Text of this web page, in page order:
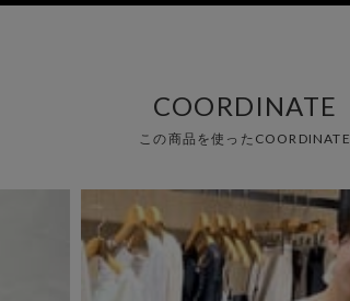
COORDINATE
この商品を使ったCOORDINATE